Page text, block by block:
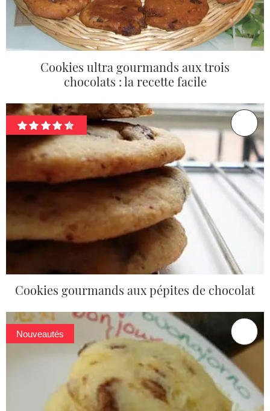
Cookies ultra gourmands aux trois
chocolats : la recette facile
Cookies gourmands aux pépites de chocolat
Nouveautés